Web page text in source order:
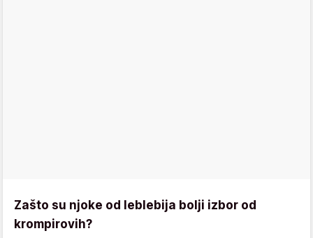
Zašto su njoke od leblebija bolji izbor od
krompirovih?